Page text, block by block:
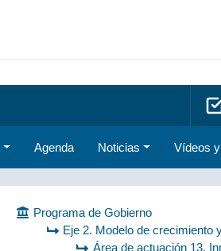
Agenda Noticias Vídeos
Programa de Gobierno
Eje 2. Modelo de crecimiento
Área de actuación 13.